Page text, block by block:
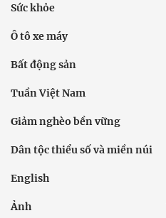
Sức khỏe
Ô tô xe máy
Bất động sản
Tuần Việt Nam
Giảm nghèo bền vững
Dân tộc thiểu số và miền núi
English
Ảnh